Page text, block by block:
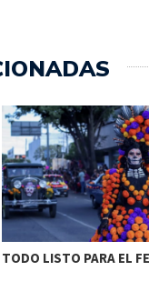
TODO LISTO PARA EL